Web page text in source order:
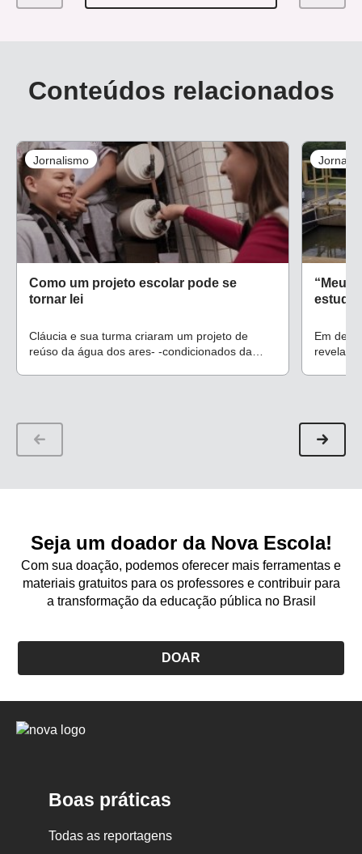
Conteúdos relacionados
Jornalismo
Como um projeto escolar pode se
tornar lei
Cláucia e sua turma criaram um projeto de
reúso da água dos ares- -condicionados da
“Meus
estudo
Em
revela
Seja um doador da Nova Escola!
Com sua doação, podemos oferecer mais ferramentas e
materiais gratuitos para os professores e contribuir para
a transformação da educação pública no Brasil
DOAR
Logo
Boas práticas
Todas as reportagens